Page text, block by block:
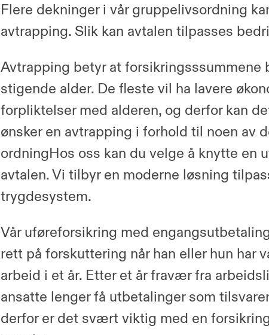
Flere dekninger i vår gruppelivsordning
avtrapping. Slik kan avtalen tilpasses
Avtrapping betyr at forsikringsssummene
stigende alder. De fleste vil ha lavere
forpliktelser med alderen, og derfor kan
ønsker en avtrapping i forhold til noen av
ordningHos oss kan du velge å knytte en
avtalen. Vi tilbyr en moderne løsning
trygdesystem.
Vår uføreforsikring med
rett på forskuttering når han eller hun har
arbeid i et år. Etter et år fravær fra
ansatte lenger få utbetalinger som
derfor er det svært viktig med en